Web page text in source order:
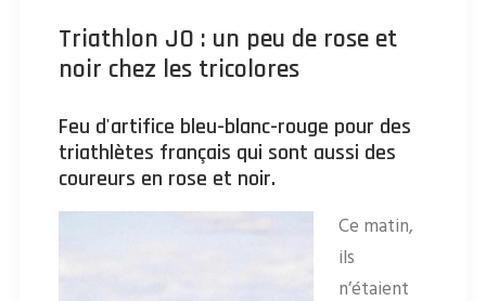
Triathlon JO : un peu de rose et
noir chez les tricolores
Feu d'artifice bleu-blanc-rouge pour des
triathlètes français qui sont aussi des
coureurs en rose et noir.
Ce matin,
ils
n’étaient